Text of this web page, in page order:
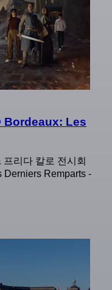
Bordeaux: Les
리다 칼로 전시회
Derniers Remparts -